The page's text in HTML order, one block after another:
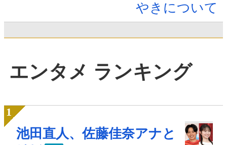
やきについて
エンタメ ランキング
池田直人、佐藤佳奈アナと